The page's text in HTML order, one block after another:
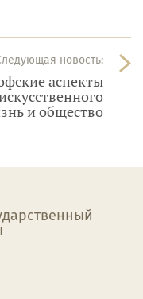
новость:
аспекты
и общество